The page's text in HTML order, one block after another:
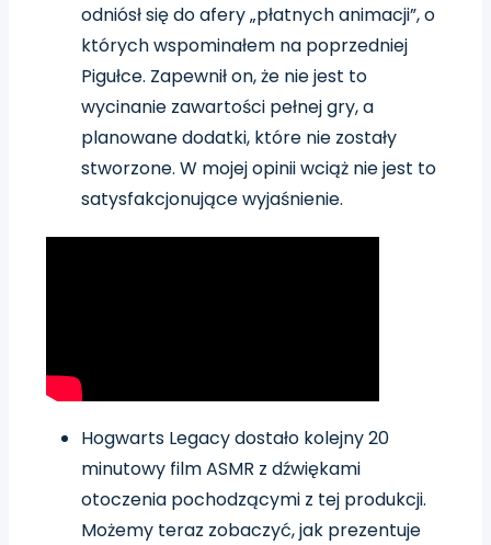
odniósł się do afery „płatnych animacji”, o
których wspominałem na poprzedniej
Pigułce. Zapewnił on, że nie jest to
wycinanie zawartości pełnej gry, a
planowane dodatki, które nie zostały
stworzone. W mojej opinii wciąż nie jest to
satysfakcjonujące wyjaśnienie.
Hogwarts Legacy dostało kolejny 20
minutowy film ASMR z dźwiękami
otoczenia pochodzącymi z tej produkcji.
Możemy teraz zobaczyć, jak prezentuje